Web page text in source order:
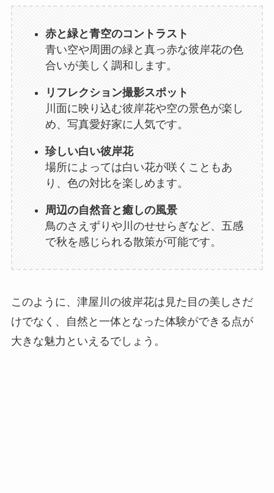
赤と緑と青空のコントラスト
青い空や周囲の緑と真っ赤な彼岸花の色
合いが美しく調和します。
リフレクション撮影スポット
川面に映り込む彼岸花や空の景色が楽し
め、写真愛好家に人気です。
珍しい白い彼岸花
場所によっては白い花が咲くこともあ
り、色の対比を楽しめます。
周辺の自然音と癒しの風景
鳥のさえずりや川のせせらぎなど、五感
で秋を感じられる散策が可能です。
このように、津屋川の彼岸花は見た目の美しさだ
けでなく、自然と一体となった体験ができる点が
大きな魅力といえるでしょう。